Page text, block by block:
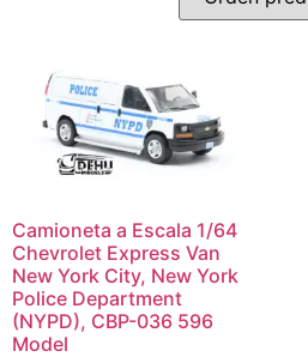
Camioneta a Escala 1/64
Chevrolet Express Van
New York City, New York
Police Department
(NYPD), CBP-036 596
Model